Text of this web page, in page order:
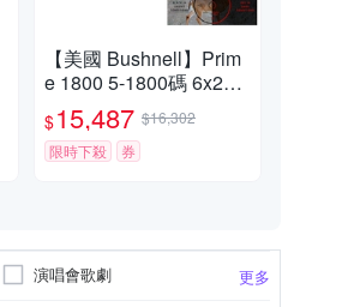
【美國 Bushnell】Prim
e 1800 5-1800碼 6x24m
m 智慧顯色雷射測距望
遠鏡 LP1800AD
$15,487 $16,302
限時下殺
券
更多
演唱會歌劇